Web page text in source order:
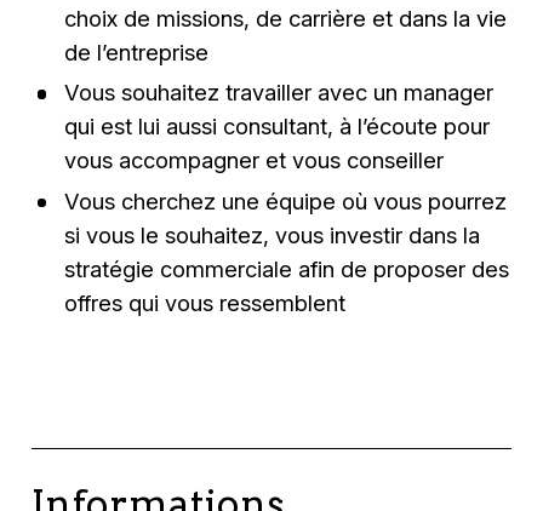
choix de missions, de carrière et dans la vie
de l’entreprise
Vous souhaitez travailler avec un manager
qui est lui aussi consultant, à l’écoute pour
vous accompagner et vous conseiller
Vous cherchez une équipe où vous pourrez
si vous le souhaitez, vous investir dans la
stratégie commerciale afin de proposer des
offres qui vous ressemblent